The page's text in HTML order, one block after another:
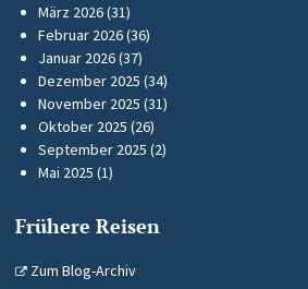
März 2026(31)
Februar 2026(36)
Januar 2026(37)
Dezember 2025 (34)
November 2025 (31)
Oktober 2025 (26)
September 2025 (2)
Mai 2025 (1)
Frühere Reisen
Zum Blog-Archiv